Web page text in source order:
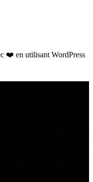
❤️ en utilisant WordPress